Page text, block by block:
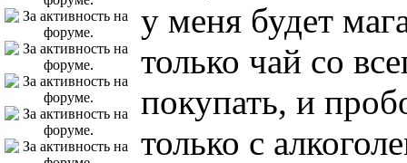
у меня будет
только чай со
покупать, и
только с